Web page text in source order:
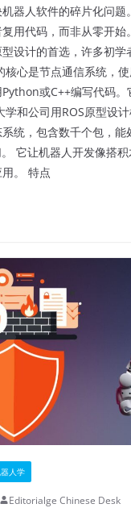
器人软件的碎片化问题
用代码，而非从零开始
设计的首选，许多初
核心是节点通信系统，
或C++编写代码。
学和公司用ROS原型设
统，包含数千个包，能
它让机器人开发像搭
。​​ 特点
人学
Editorialge Chinese Desk